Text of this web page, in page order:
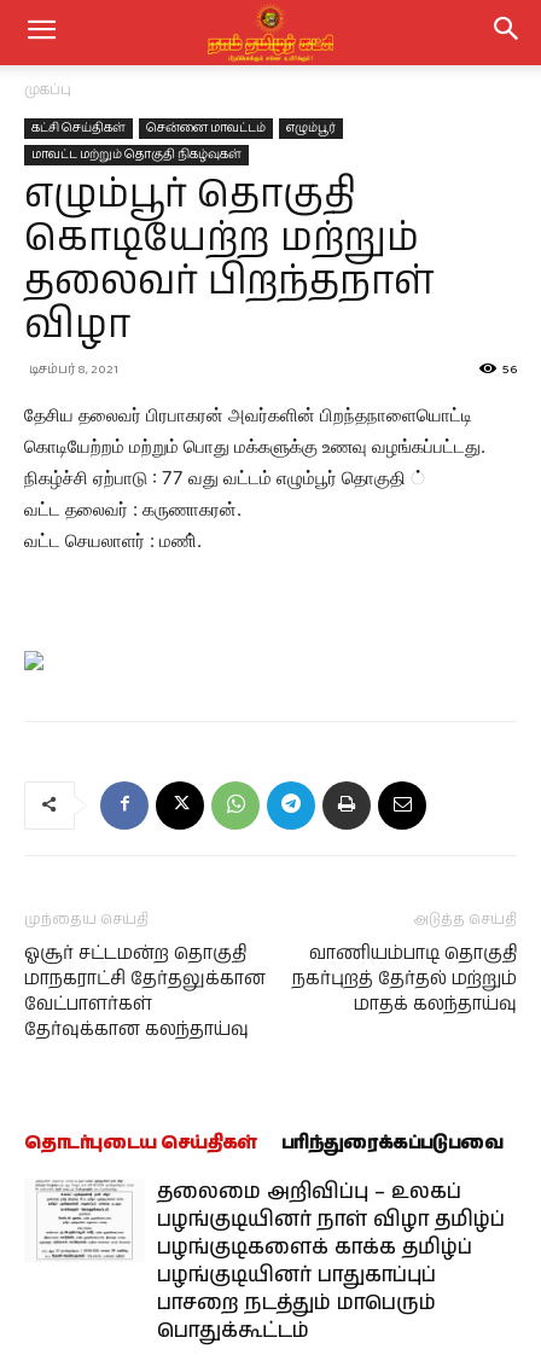
முகப்பு
கட்சி செய்திகள் சென்னை மாவட்டம்
எழும்பூர்
மாவட்ட மற்றும் தொகுதி நிகழ்வுகள்
எழும்பூர் தொகுதி
கொடியேற்ற மற்றும்
தலைவர் பிறந்தநாள்
விழா
டிசம்பர் 8, 2021 56
தேசிய தலைவர் பிரபாகரன் அவர்களின் பிறந்தநாளையொட்டி
கொடியேற்றம் மற்றும் பொது மக்களுக்கு உணவு வழங்கப்பட்டது.
நிகழ்ச்சி ஏற்பாடு : 77 வது வட்டம் எழும்பூர் தொகுதி ்
வட்ட தலைவர் : கருணாகரன்.
வட்ட செயலாளர் : மணி்.
முந்தைய செய்தி
ஓசூர் சட்டமன்ற தொகுதி
மாநகராட்சி தேர்தலுக்கான
வேட்பாளர்கள்
தேர்வுக்கான கலந்தாய்வு
அடுத்த செய்தி
வாணியம்பாடி தொகுதி
நகர்புறத் தேர்தல் மற்றும்
மாதக் கலந்தாய்வு
தொடர்புடைய செய்திகள் பரிந்துரைக்கப்படுபவை
தலைமை அறிவிப்பு – உலகப்
பழங்குடியினர் நாள் விழா தமிழ்ப்
பழங்குடிகளைக் காக்க தமிழ்ப்
பழங்குடியினர் பாதுகாப்புப்
பாசறை நடத்தும் மாபெரும்
பொதுக்கூட்டம்